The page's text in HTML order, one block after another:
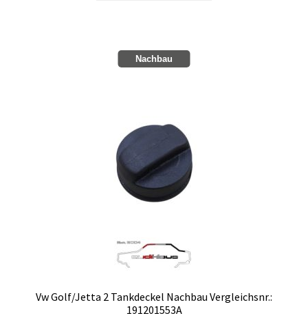
Nachbau
Vw Golf/Jetta 2 Tankdeckel Nachbau Vergleichsnr.:
191201553A